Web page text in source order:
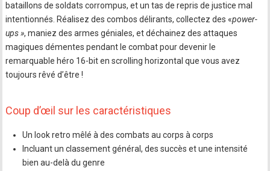
bataillons de soldats corrompus, et un tas de repris de justice mal
intentionnés. Réalisez des combos délirants, collectez des «power-
ups », maniez des armes géniales, et déchainez des attaques
magiques démentes pendant le combat pour devenir le
remarquable héro 16-bit en scrolling horizontal que vous avez
toujours rêvé d’être !
Coup d’œil sur les caractéristiques
Un look retro mêlé à des combats au corps à corps
Incluant un classement général, des succès et une intensité
bien au-delà du genre